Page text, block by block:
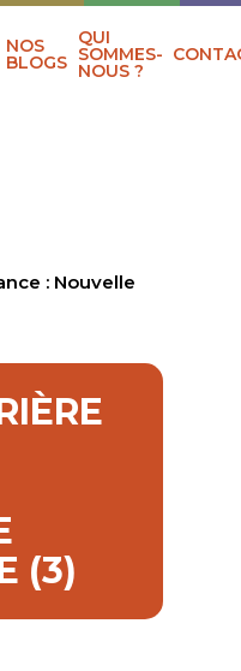
NOS
BLOGS
QUI
SOMMES-
NOUS ?
: Nouvelle
(3)